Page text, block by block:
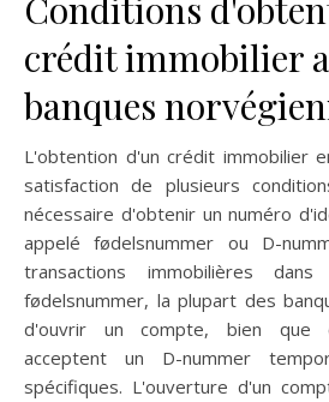
Conditions
crédit immobilier
banques
L'obtention d'un crédit immobilier
satisfaction de plusieurs
nécessaire d'obtenir un numéro
appelé fødelsnummer ou D-
transactions immobilières
fødelsnummer, la plupart des
d'ouvrir un compte, bien que
acceptent un D-nummer
spécifiques. L'ouverture d'un